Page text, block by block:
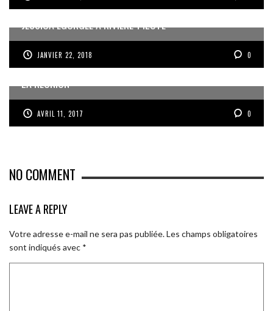
JESSICA EGORGÉE À RIVIERE-PILOTE
JANVIER 22, 2018 0
JESSIE NOUVELLE VICTIME DE VIOLENCES CONJUGALES À
LA RÉUNION
AVRIL 11, 2017 0
NO COMMENT
LEAVE A REPLY
Votre adresse e-mail ne sera pas publiée.Les champs obligatoires
sont indiqués avec *